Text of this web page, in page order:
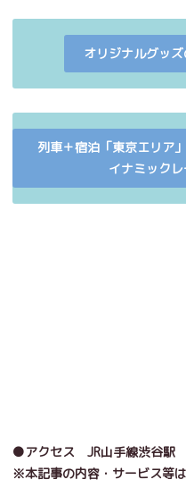
オリジナルグッ
列車＋宿泊「東京エリア
イナミック
●アクセス JR山手線渋谷駅
※本記事の内容・サービス等